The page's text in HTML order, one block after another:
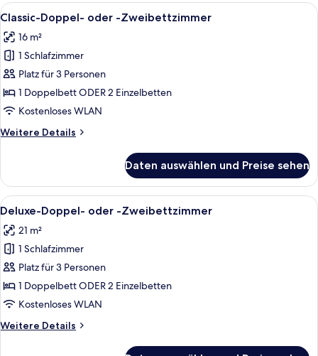
Alle
Fotos
für
Classic-
Doppel-
oder
-
anzeigen
Ein ordentlich bezogenes Bett mit
9
Classic-Doppel- oder -Zweibettzimmer
16 m²
1 Schlafzimmer
Platz für 3 Personen
1 Doppelbett ODER 2 Einzelbetten
Kostenloses WLAN
Weitere Details
Weitere
Doppel-
oder
-
Zweibettzimmer
Daten auswählen und Preise sehen
Alle
Fotos
für
Deluxe-
Doppel-
oder
-
anzeigen
Ein Schlafzimmer mit einer
10
Deluxe-Doppel- oder -Zweibettzimmer
21 m²
1 Schlafzimmer
Platz für 3 Personen
1 Doppelbett ODER 2 Einzelbetten
Kostenloses WLAN
Weitere Details
Weitere